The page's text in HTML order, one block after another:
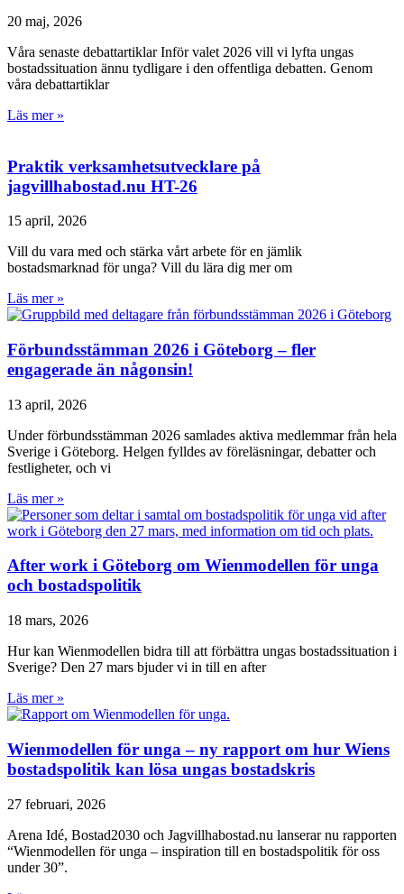
20 maj, 2026
Våra senaste debattartiklar Inför valet 2026 vill vi lyfta ungas
bostadssituation ännu tydligare i den offentliga debatten. Genom
våra debattartiklar
Läs mer »
Praktik verksamhetsutvecklare på
jagvillhabostad.nu HT-26
15 april, 2026
Vill du vara med och stärka vårt arbete för en jämlik
bostadsmarknad för unga? Vill du lära dig mer om
Läs mer »
Förbundsstämman 2026 i Göteborg – fler
engagerade än någonsin!
13 april, 2026
Under förbundsstämman 2026 samlades aktiva medlemmar från hela
Sverige i Göteborg. Helgen fylldes av föreläsningar, debatter och
festligheter, och vi
Läs mer »
After work i Göteborg om Wienmodellen för unga
och bostadspolitik
18 mars, 2026
Hur kan Wienmodellen bidra till att förbättra ungas bostadssituation i
Sverige? Den 27 mars bjuder vi in till en after
Läs mer »
Wienmodellen för unga – ny rapport om hur Wiens
bostadspolitik kan lösa ungas bostadskris
27 februari, 2026
Arena Idé, Bostad2030 och Jagvillhabostad.nu lanserar nu rapporten
“Wienmodellen för unga – inspiration till en bostadspolitik för oss
under 30”.